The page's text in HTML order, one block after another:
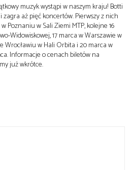
muzyk wystąpi w naszym kraju! Botti
aż pięć koncertów. Pierwszy z nich
Poznaniu w Sali Ziemi MTP, kolejne 16
Widowiskowej, 17 marca w Warszawie w
Wrocławiu w Hali Orbita i 20 marca w
Informacje o cenach biletów na
już wkrótce.